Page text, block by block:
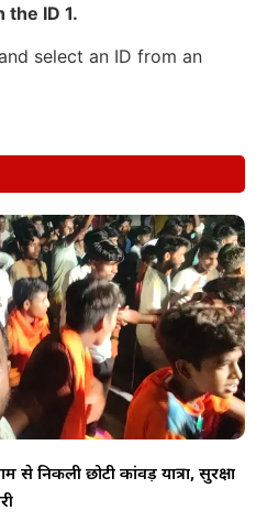
ID 1.
select an ID from an
निकली छोटी कांवड़ यात्रा, सुरक्षा